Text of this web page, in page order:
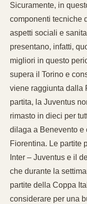
Sicuramente, in
componenti tecniche
aspetti sociali e
presentano, infatti,
migliori in questo
supera il Torino e
viene raggiunta dalla
partita, la Juventus
rimasto in dieci per
dilaga a Benevento e
Fiorentina. Le partite
Inter – Juventus e il
che durante la
partite della Coppa
considerare per una